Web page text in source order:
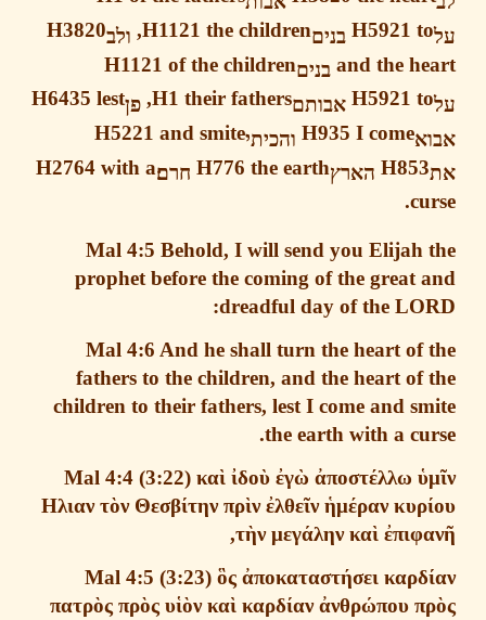
H5921 בנים H1121the children, ולבH3820
and the בנים H1121of the children
H5921 אבותם H1their fathers, פן H6435lest
H935I come והכיתי H5221and smite
הארץ H776the earth חרם׃ H2764with a
Mal 4:5Behold, I will send you Elijah
prophet before the coming of the great
dreadful day of the
Mal 4:6And he shall turn the heart of
fathers to the children, and the heart of
children to their fathers, lest I come and
the earth with a
Mal 4:4 (3:22) καὶ ἰδοὺ ἐγὼ ἀποστέλλω
Ηλιαν τὸν Θεσβίτην πρὶν ἐλθεῖν ἡμέραν κυρ
τὴν μεγάλην καὶ ἐ
,
Mal 4:5 (3:23) ὃς ἀποκαταστήσει καρδ
πατρὸ ς πρὸς υἱὸν καὶ καρδίαν ἀνθρώπου